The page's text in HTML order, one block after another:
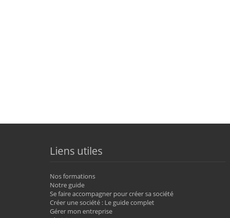
Liens utiles
Nos formations
Notre guide
Se faire accompagner pour créer sa société
Créer une société : Le guide complet
Gérer mon entreprise